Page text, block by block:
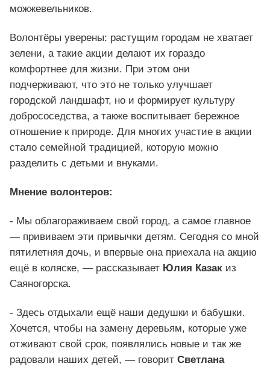
можжевельников.
Волонтёры уверены: растущим городам не хватает
зелени, а такие акции делают их гораздо
комфортнее для жизни. При этом они
подчеркивают, что это не только улучшает
городской ландшафт, но и формирует культуру
добрососедства, а также воспитывает бережное
отношение к природе. Для многих участие в акции
стало семейной традицией, которую можно
разделить с детьми и внуками.
Мнение волонтеров:
- Мы облагораживаем свой город, а самое главное
— прививаем эти привычки детям. Сегодня со мной
пятилетняя дочь, и впервые она приехала на акцию
ещё в коляске, — рассказывает Юлия Казак из
Саяногорска.
- Здесь отдыхали ещё наши дедушки и бабушки.
Хочется, чтобы на замену деревьям, которые уже
отживают свой срок, появлялись новые и так же
радовали наших детей, — говорит Светлана